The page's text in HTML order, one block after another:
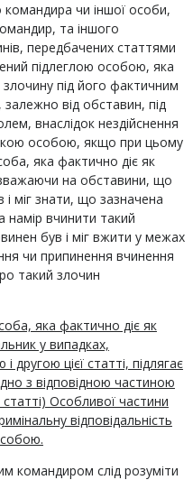
командира чи іншої особи,
та іншого
передбачених статтями
підлеглою особою, яка
під його фактичним
від обставин, під
внаслідок нездійснення
особою, якщо при цьому
яка фактично діє як
на обставини, що
міг знати, що зазначена
намір вчинити такий
був і міг вжити у межах
чи припинення вчинення
такий злочин
яка фактично діє як
у випадках,
цієї статті, підлягає
з відповідною частиною
Особливої частини
відповідальність
командиром слід розуміти